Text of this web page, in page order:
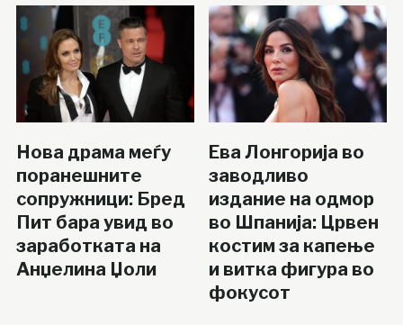
Нова драма меѓу
поранешните
сопружници: Бред
Пит бара увид во
заработката на
Анџелина Џоли
Ева Лонгорија во
заводливо
издание на одмор
во Шпанија: Црвен
костим за капење
и витка фигура во
фокусот